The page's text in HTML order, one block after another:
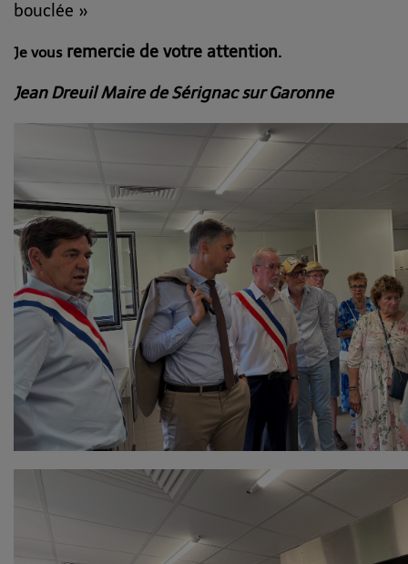
bouclée »
Je vousremercie de votre attention.
Jean Dreuil Maire de Sérignac sur Garonne